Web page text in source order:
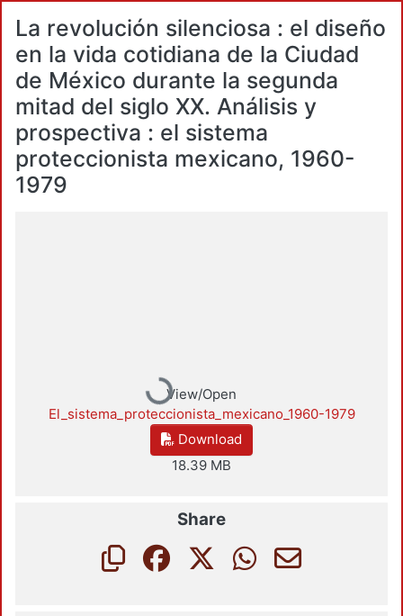
La revolución silenciosa : el diseño
en la vida cotidiana de la Ciudad
de México durante la segunda
mitad del siglo XX. Análisis y
prospectiva : el sistema
proteccionista mexicano, 1960-
1979
Loading...View/Open
El_sistema_proteccionista_mexicano_1960-1979
Download
18.39 MB
Share